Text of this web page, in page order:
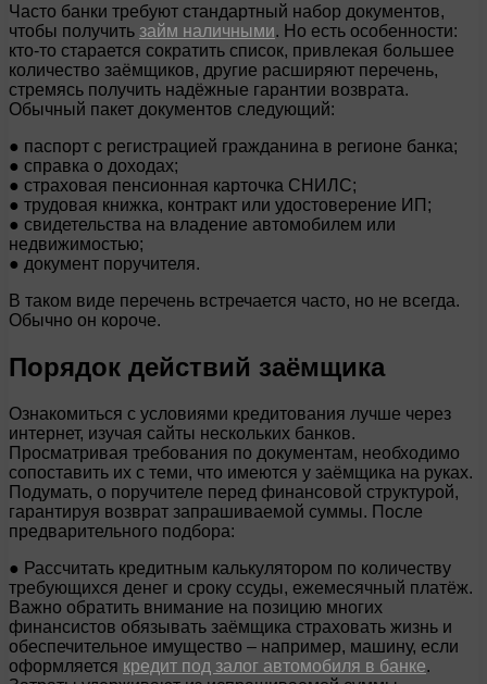
Часто банки требуют стандартный набор документов,
чтобы получить займ наличными. Но есть особенности:
кто-то старается сократить список, привлекая большее
количество заёмщиков, другие расширяют перечень,
стремясь получить надёжные гарантии возврата.
Обычный пакет документов следующий:
● паспорт с регистрацией гражданина в регионе банка;
● справка о доходах;
● страховая пенсионная карточка СНИЛС;
● трудовая книжка, контракт или удостоверение ИП;
● свидетельства на владение автомобилем или
недвижимостью;
● документ поручителя.
В таком виде перечень встречается часто, но не всегда.
Обычно он короче.
Порядок действий заёмщика
Ознакомиться с условиями кредитования лучше через
интернет, изучая сайты нескольких банков.
Просматривая требования по документам, необходимо
сопоставить их с теми, что имеются у заёмщика на руках.
Подумать, о поручителе перед финансовой структурой,
гарантируя возврат запрашиваемой суммы. После
предварительного подбора:
● Рассчитать кредитным калькулятором по количеству
требующихся денег и сроку ссуды, ежемесячный платёж.
Важно обратить внимание на позицию многих
финансистов обязывать заёмщика страховать жизнь и
обеспечительное имущество – например, машину, если
оформляется кредит под залог автомобиля в банке.